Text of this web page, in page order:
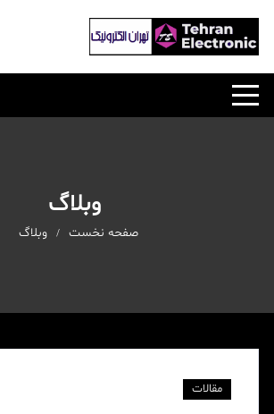
محتوا
وبلاگ
صفحه نخست وبلاگ
مقالات